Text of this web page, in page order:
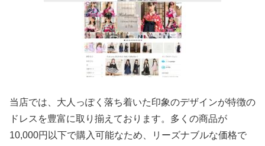
当店では、大人っぽく落ち着いた印象のデザインが特徴の
ドレスを豊富に取り揃えております。多くの商品が
10,000円以下で購入可能なため、リーズナブルな価格で